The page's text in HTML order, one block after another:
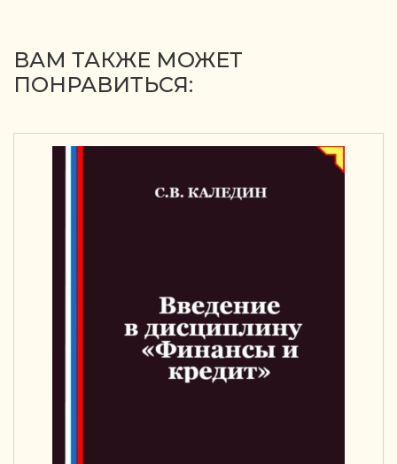
ВАМ ТАКЖЕ МОЖЕТ
ПОНРАВИТЬСЯ: